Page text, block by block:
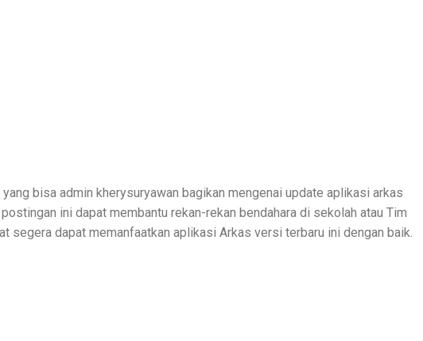
bisa admin kherysuryawan bagikan mengenai update aplikasi arkas
ini dapat membantu rekan-rekan bendahara di sekolah atau Tim
segera dapat memanfaatkan aplikasi Arkas versi terbaru ini dengan baik.